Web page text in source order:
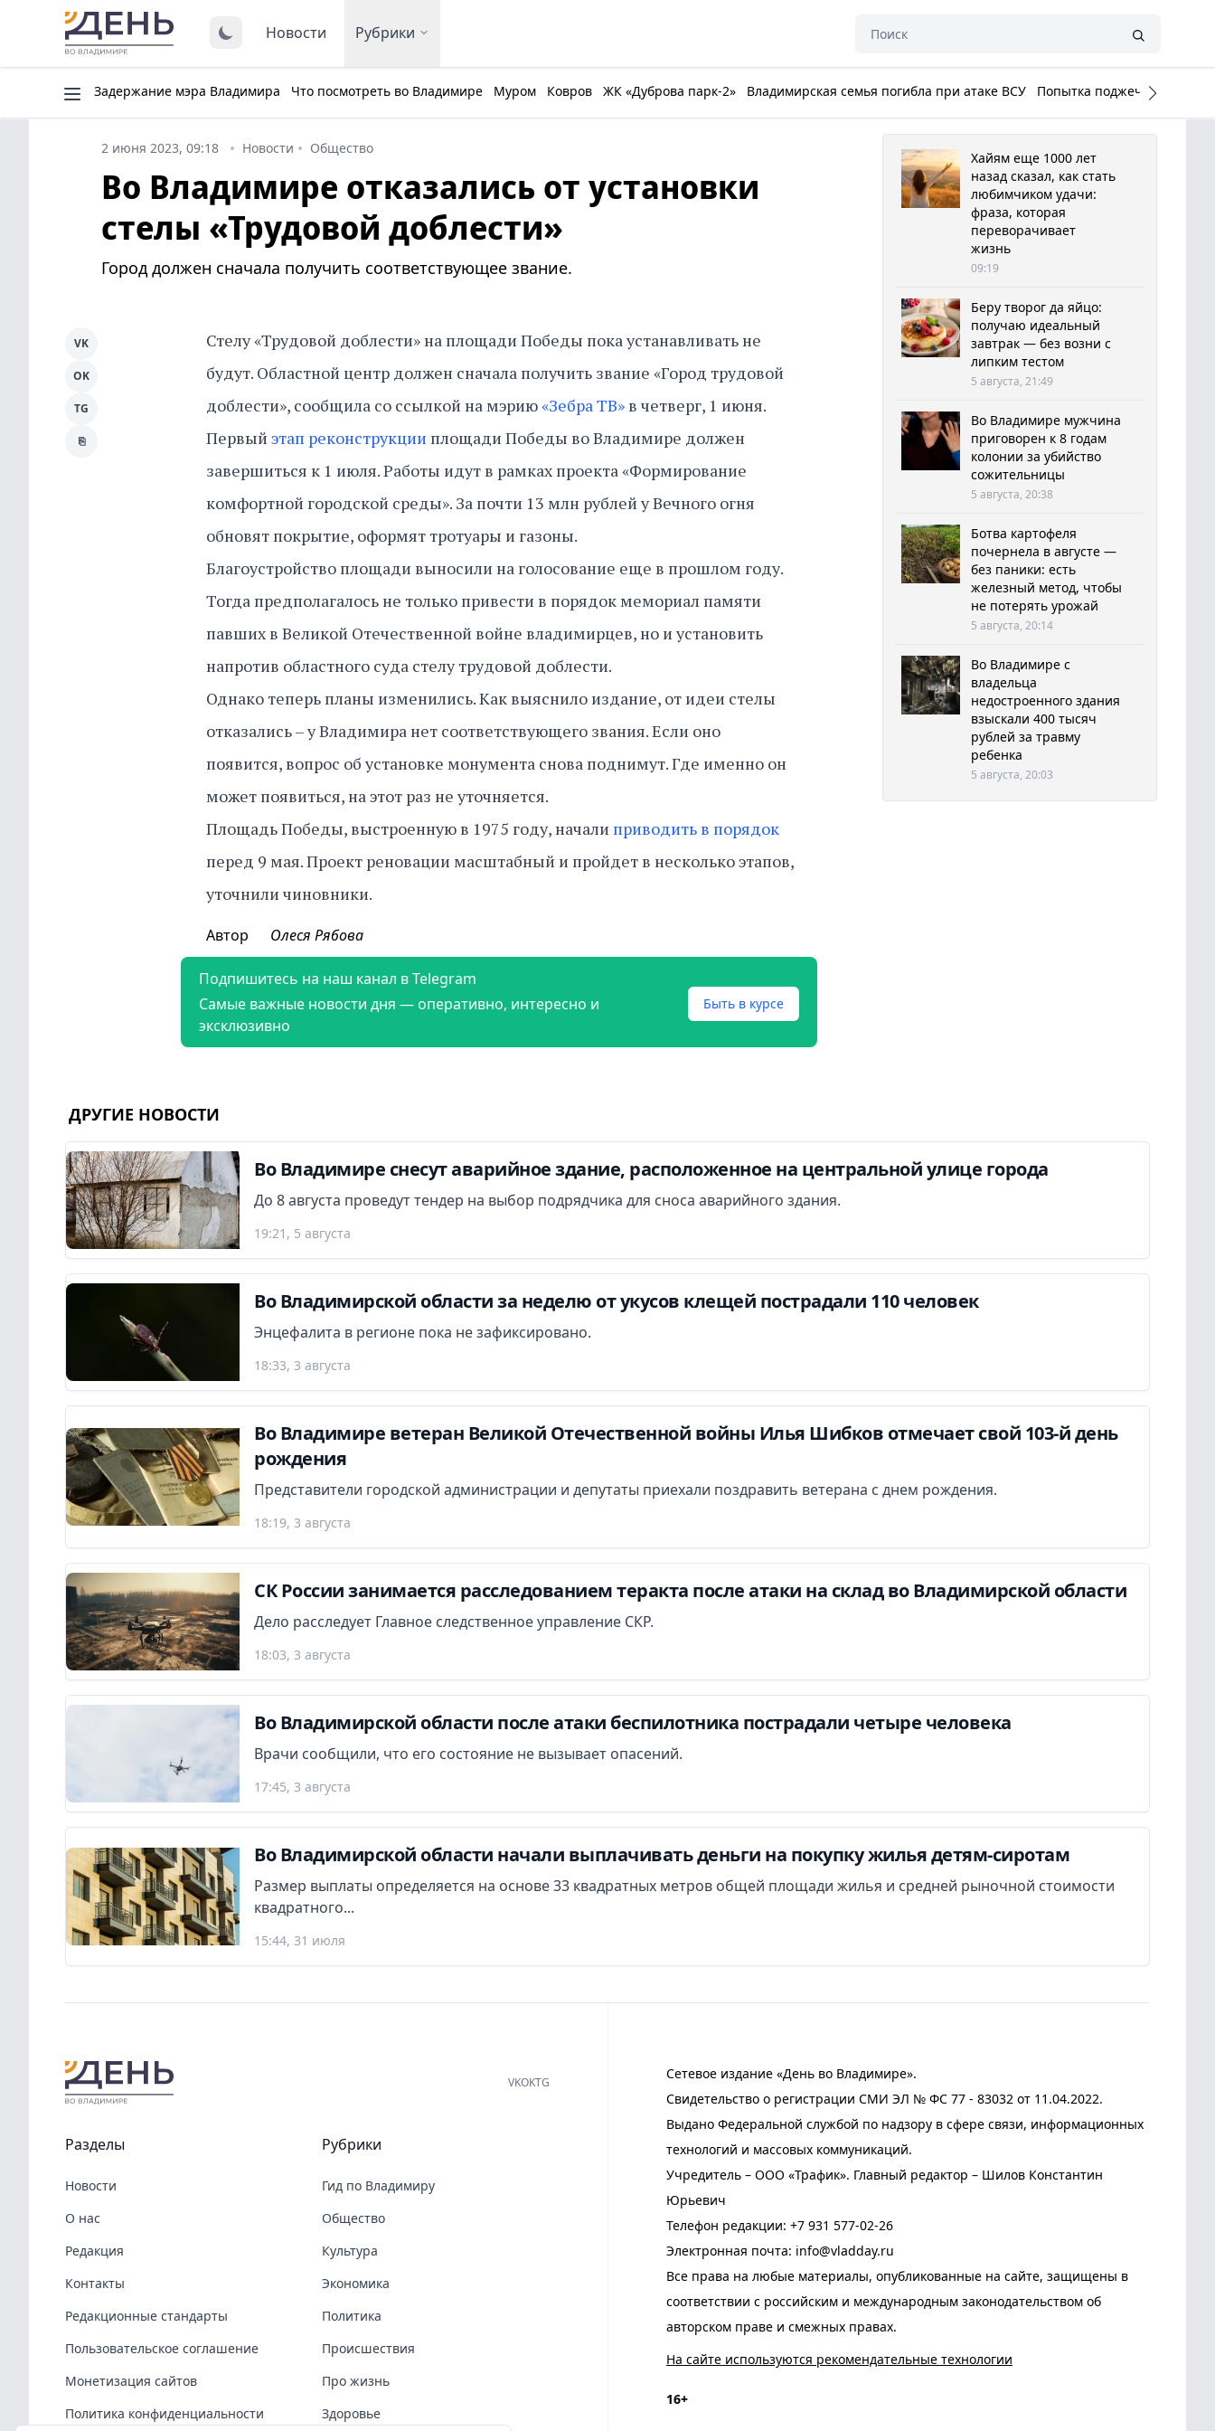
Новости Рубрики
Задержание мэра Владимира Что посмотреть во Владимире Муром Ковров ЖК «Дуброва парк-2» Владимирская семья погибла при атаке ВСУ Попытка поджечь Белый
2 июня 2023, 09:18 Новости Общество
Во Владимире отказались от установки
стелы «Трудовой доблести»
Город должен сначала получить соответствующее звание.
Стелу «Трудовой доблести» на площади Победы пока устанавливать не
будут. Областной центр должен сначала получить звание «Город трудовой
доблести», сообщила со ссылкой на мэрию«Зебра ТВ» в четверг, 1 июня.
Первый этап реконструкции площади Победы во Владимире должен
завершиться к 1 июля. Работы идут в рамках проекта «Формирование
комфортной городской среды». За почти 13 млн рублей у Вечного огня
обновят покрытие, оформят тротуары и газоны.
Благоустройство площади выносили на голосование еще в прошлом году.
Тогда предполагалось не только привести в порядок мемориал памяти
павших в Великой Отечественной войне владимирцев, но и установить
напротив областного суда стелу трудовой доблести.
Однако теперь планы изменились. Как выяснило издание, от идеи стелы
отказались – у Владимира нет соответствующего звания. Если оно
появится, вопрос об установке монумента снова поднимут. Где именно он
может появиться, на этот раз не уточняется.
Площадь Победы, выстроенную в 1975 году, начали приводить в порядок
перед 9 мая. Проект реновации масштабный и пройдет в несколько этапов,
уточнили чиновники.
VK
OK
TG
⎘
Автор Олеся Рябова
Подпишитесь на наш канал в Telegram
Самые важные новости дня — оперативно, интересно и
эксклюзивно
Быть в курсе
Хайям еще 1000 лет
назад сказал, как стать
любимчиком удачи:
фраза, которая
переворачивает
жизнь
09:19
Беру творог да яйцо:
получаю идеальный
завтрак — без возни с
липким тестом
5 августа, 21:49
Во Владимире мужчина
приговорен к 8 годам
колонии за убийство
сожительницы
5 августа, 20:38
Ботва картофеля
почернела в августе —
без паники: есть
железный метод, чтобы
не потерять урожай
5 августа, 20:14
Во Владимире с
владельца
недостроенного здания
взыскали 400 тысяч
рублей за травму
ребенка
5 августа, 20:03
ДРУГИЕ НОВОСТИ
Во Владимире снесут аварийное здание, расположенное на центральной улице города
До 8 августа проведут тендер на выбор подрядчика для сноса аварийного здания.
19:21, 5 августа
Во Владимирской области за неделю от укусов клещей пострадали 110 человек
Энцефалита в регионе пока не зафиксировано.
18:33, 3 августа
Во Владимире ветеран Великой Отечественной войны Илья Шибков отмечает свой 103-й день
рождения
Представители городской администрации и депутаты приехали поздравить ветерана с днем рождения.
18:19, 3 августа
СК России занимается расследованием теракта после атаки на склад во Владимирской области
Дело расследует Главное следственное управление СКР.
18:03, 3 августа
Во Владимирской области после атаки беспилотника пострадали четыре человека
Врачи сообщили, что его состояние не вызывает опасений.
17:45, 3 августа
Во Владимирской области начали выплачивать деньги на покупку жилья детям-сиротам
Размер выплаты определяется на основе 33 квадратных метров общей площади жилья и средней рыночной стоимости
квадратного...
15:44, 31 июля
Сетевое издание «День во Владимире».
Свидетельство о регистрации СМИ ЭЛ № ФС 77 - 83032 от 11.04.2022.
Выдано Федеральной службой по надзору в сфере связи, информационных
технологий и массовых коммуникаций.
Учредитель – ООО «Трафик». Главный редактор – Шилов Константин
Юрьевич
Телефон редакции: +7 931 577-02-26
Электронная почта: info@vladday.ru
Все права на любые материалы, опубликованные на сайте, защищены в
соответствии с российским и международным законодательством об
авторском праве и смежных правах.
На сайте используются рекомендательные технологии
16+
VKOKTG
Разделы
Новости
О нас
Редакция
Контакты
Редакционные стандарты
Пользовательское соглашение
Монетизация сайтов
Политика конфиденциальности
Рубрики
Гид по Владимиру
Общество
Культура
Экономика
Политика
Происшествия
Про жизнь
Здоровье